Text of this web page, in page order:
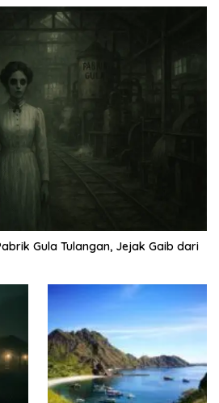
Gula Tulangan, Jejak Gaib dari